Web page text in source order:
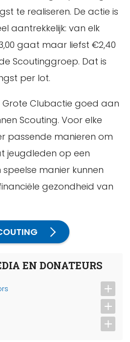
te realiseren. De actie is
aantrekkelijk: van elk
gaat maar liefst €2,40
Scoutinggroep. Dat is
per lot.
Clubactie goed aan
Scouting. Voor elke
passende manieren om
jeugdleden op een
manier kunnen
gezondheid van
EN DONATEURS